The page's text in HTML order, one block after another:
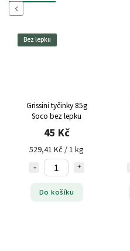
Previous
Bez lepku
Grissini tyčinky 85g
Soco bez lepku
45 Kč
529,41 Kč / 1 kg
Do košíku